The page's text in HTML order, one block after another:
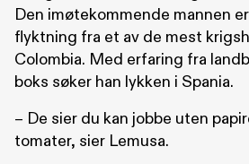
Den imøtekommende mannen
flyktning fra et av de mest
Colombia. Med erfaring fra
boks søker han lykken i Spania.
– De sier du kan jobbe uten
tomater, sier Lemusa.